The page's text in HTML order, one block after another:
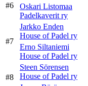
#6
Oskari Listomaa
Padelkaverit ry
#7
Jarkko Enden
House of Padel ry
Erno Siltaniemi
House of Padel ry
#8
Steen Sörensen
House of Padel ry